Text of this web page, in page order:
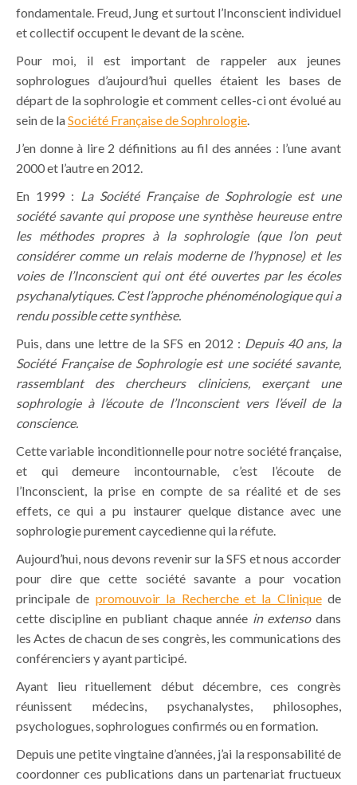
fondamentale. Freud, Jung et surtout l’Inconscient individuel
et collectif occupent le devant de la scène.
Pour moi, il est important de rappeler aux jeunes
sophrologues d’aujourd’hui quelles étaient les bases de
départ de la sophrologie et comment celles-ci ont évolué au
sein de laSociété Française de Sophrologie.
J’en donne à lire 2 définitions au fil des années : l’une avant
2000 et l’autre en 2012.
En 1999 : La Société Française de Sophrologie est une
société savante qui propose une synthèse heureuse entre
les méthodes propres à la sophrologie (que l’on peut
considérer comme un relais moderne de l’hypnose) et les
voies de l’Inconscient qui ont été ouvertes par les écoles
psychanalytiques. C’est l’approche phénoménologique qui a
rendu possible cette synthèse.
Puis, dans une lettre de la SFS en 2012 : Depuis 40 ans, la
Société Française de Sophrologie est une société savante,
rassemblant des chercheurs cliniciens, exerçant une
sophrologie à l’écoute de l’Inconscient vers l’éveil de la
conscience.
Cette variable inconditionnelle pour notre société française,
et qui demeure incontournable, c’est l’écoute de
l’Inconscient, la prise en compte de sa réalité et de ses
effets, ce qui a pu instaurer quelque distance avec une
sophrologie purement caycedienne qui la réfute.
Aujourd’hui, nous devons revenir sur la SFS et nous accorder
pour dire que cette société savante a pour vocation
principale de promouvoir la Recherche et la Cliniquede
cette discipline en publiant chaque année in extensodans
les Actes de chacun de ses congrès, les communications des
conférenciers y ayant participé.
Ayant lieu rituellement début décembre, ces congrès
réunissent médecins, psychanalystes, philosophes,
psychologues, sophrologues confirmés ou en formation.
Depuis une petite vingtaine d’années, j’ai la responsabilité de
coordonner ces publications dans un partenariat fructueux